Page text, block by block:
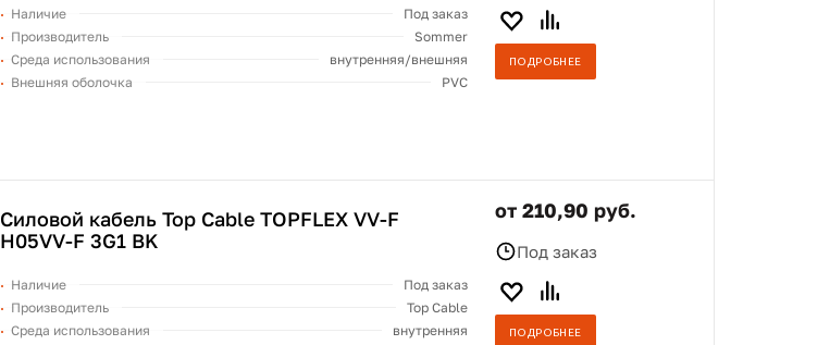
Наличие
Под заказ
Производитель
Sommer
Среда использования
внутренняя/внешняя
Внешняя оболочка
PVC
ПОДРОБНЕЕ
Силовой кабель Top Cable TOPFLEX VV-F
H05VV-F 3G1 BK
Наличие
Под заказ
Производитель
Top Cable
Среда использования
внутренняя
от 210,90 руб.
Под заказ
ПОДРОБНЕЕ